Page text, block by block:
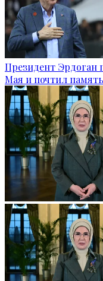
Президент Эрдоган
Мая и почтил